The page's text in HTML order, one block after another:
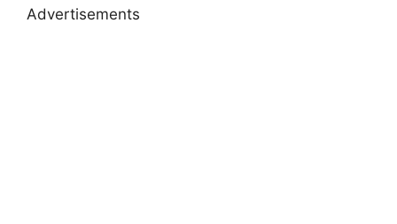
Advertisements